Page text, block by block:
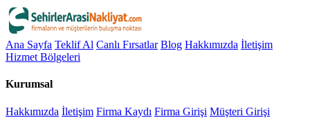
Ana Sayfa Teklif Al Canlı Fırsatlar Blog Hakkımızda İletişim
Hizmet Bölgeleri
Kurumsal
Hakkımızda İletişim Firma Kaydı Firma Girişi Müşteri Girişi